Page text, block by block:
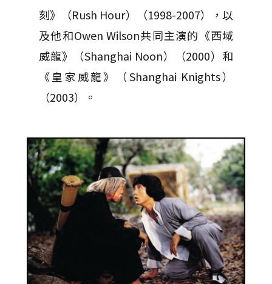
刻》（Rush Hour）（1998-2007），以
及他和Owen Wilson共同主演的《西域
威龍》（Shanghai Noon）（2000）和
《皇家威龍》（Shanghai Knights）
（2003）。